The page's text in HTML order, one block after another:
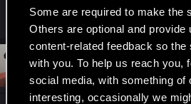
Some are required to make the
Others are optional and provide
content-related feedback so
with you. To help us reach you,
social media, with something of
interesting, occasionally we
R
e
a
c
t
i
o
n
Sinkey87
Sinkey87 Forum veteran